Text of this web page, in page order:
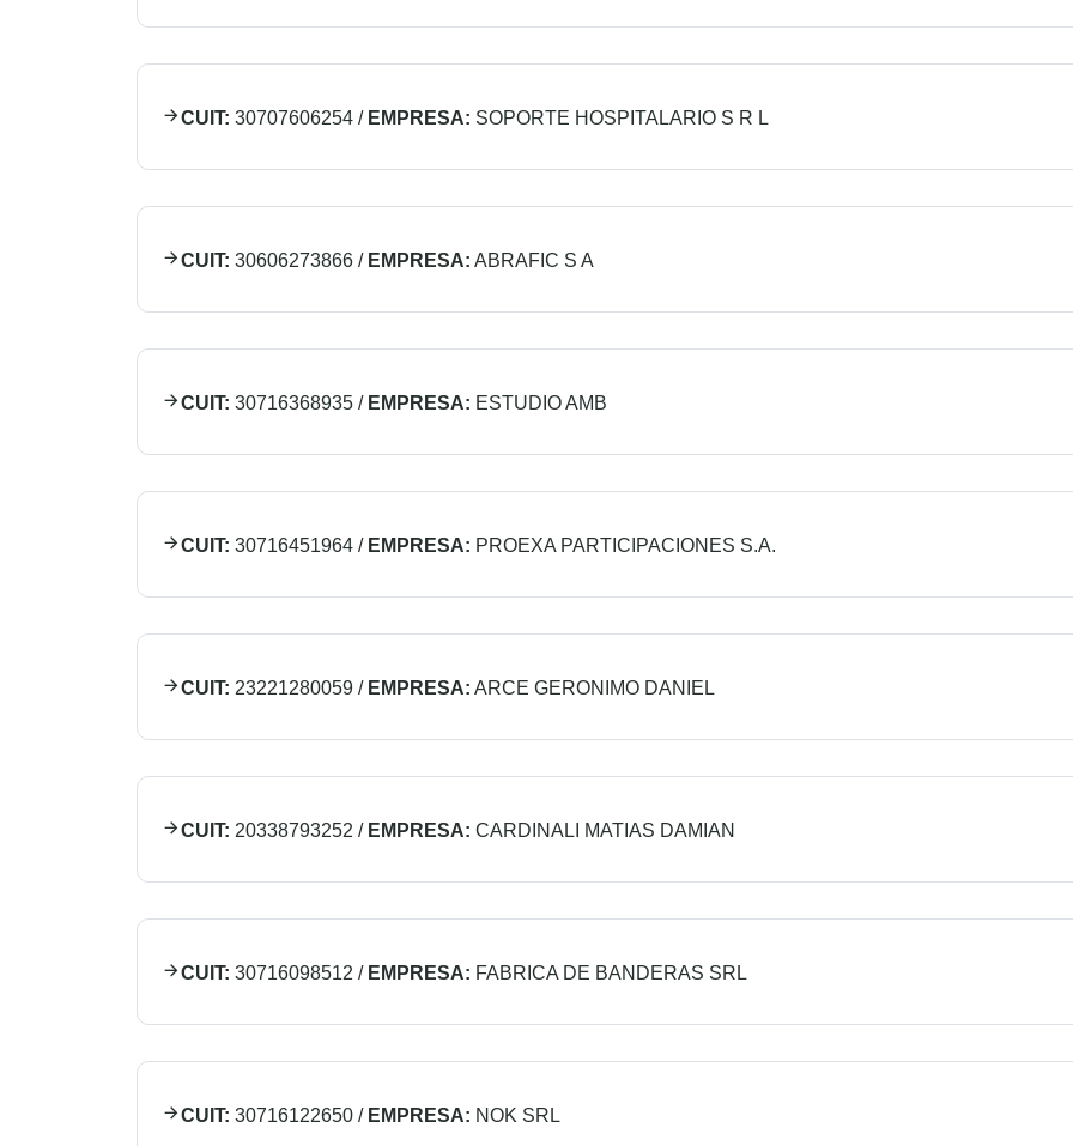
CUIT: 30707606254 / EMPRESA: SOPORTE HOSPITALARIO S R L
CUIT: 30606273866 / EMPRESA: ABRAFIC S A
CUIT: 30716368935 / EMPRESA: ESTUDIO AMB
CUIT: 30716451964 / EMPRESA: PROEXA PARTICIPACIONES S.A.
CUIT: 23221280059 / EMPRESA: ARCE GERONIMO DANIEL
CUIT: 20338793252 / EMPRESA: CARDINALI MATIAS DAMIAN
CUIT: 30716098512 / EMPRESA: FABRICA DE BANDERAS SRL
CUIT: 30716122650 / EMPRESA: NOK SRL